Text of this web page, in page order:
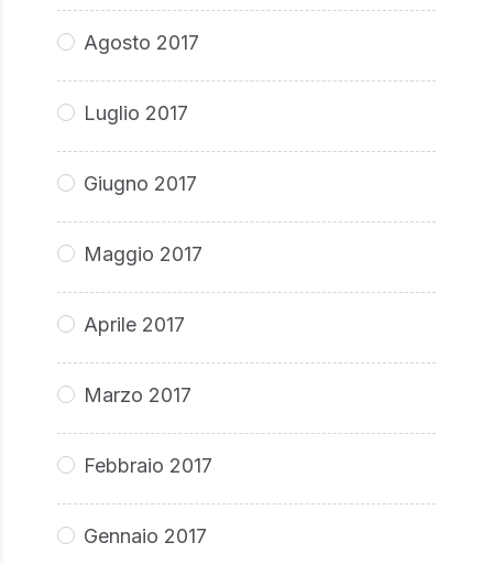
Agosto 2017
Luglio 2017
Giugno 2017
Maggio 2017
Aprile 2017
Marzo 2017
Febbraio 2017
Gennaio 2017